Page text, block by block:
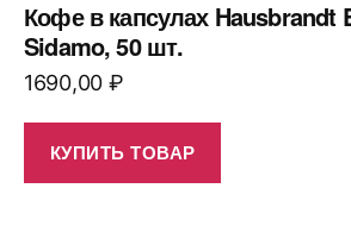
Кофе в капсулах Hausbrandt
Sidamo, 50 шт.
1690,00 ₽
КУПИТЬ ТОВАР